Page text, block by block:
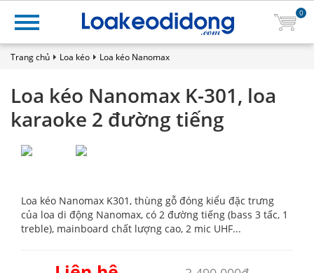
0
Trang chủ Loa kéo Loa kéo Nanomax
Loa kéo Nanomax K-301, loa
karaoke 2 đường tiếng
Loa kéo Nanomax K301, thùng gỗ đóng kiểu đặc trưng
của loa di động Nanomax, có 2 đường tiếng (bass 3 tấc, 1
treble), mainboard chất lượng cao, 2 mic UHF...